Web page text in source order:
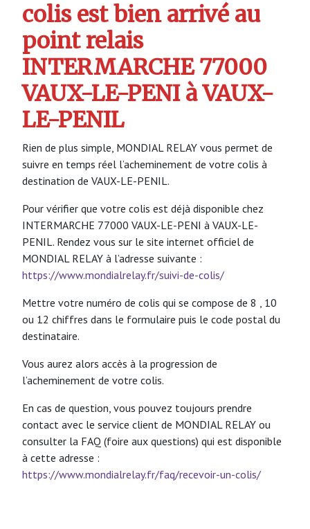
colis est bien arrivé au
point relais
INTERMARCHE 77000
VAUX-LE-PENI à VAUX-
LE-PENIL
Rien de plus simple, MONDIAL RELAY vous permet de
suivre en temps réel l’acheminement de votre colis à
destination de VAUX-LE-PENIL.
Pour vérifier que votre colis est déjà disponible chez
INTERMARCHE 77000 VAUX-LE-PENI à VAUX-LE-
PENIL. Rendez vous sur le site internet officiel de
MONDIAL RELAY à l’adresse suivante :
https://www.mondialrelay.fr/suivi-de-colis/
Mettre votre numéro de colis qui se compose de 8 , 10
ou 12 chiffres dans le formulaire puis le code postal du
destinataire.
Vous aurez alors accès à la progression de
l’acheminement de votre colis.
En cas de question, vous pouvez toujours prendre
contact avec le service client de MONDIAL RELAY ou
consulter la FAQ (foire aux questions) qui est disponible
à cette adresse :
https://www.mondialrelay.fr/faq/recevoir-un-colis/